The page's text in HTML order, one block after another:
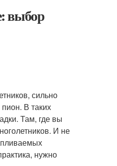
выбор
сильно
В таких
Там, где вы
И не
нужно